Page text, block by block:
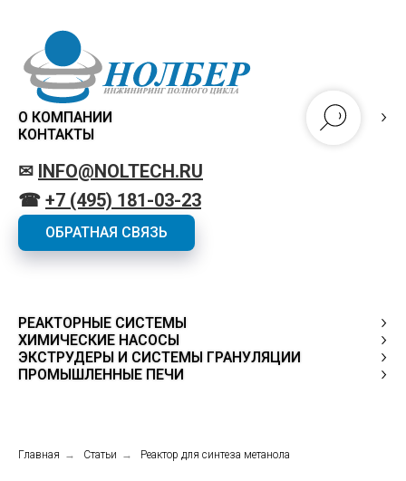
О КОМПАНИИ
КОНТАКТЫ
✉ INFO@NOLTECH.RU
☎ +7 (495) 181-03-23
ОБРАТНАЯ СВЯЗЬ
РЕАКТОРНЫЕ СИСТЕМЫ
ХИМИЧЕСКИЕ НАСОСЫ
ЭКСТРУДЕРЫ И СИСТЕМЫ ГРАНУЛЯЦИИ
ПРОМЫШЛЕННЫЕ ПЕЧИ
Главная → Статьи → Реактор для синтеза метанола